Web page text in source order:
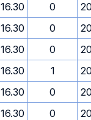
16.30 0
16.30 0
16.30 0
16.30 1
16.30 0
16.30 0